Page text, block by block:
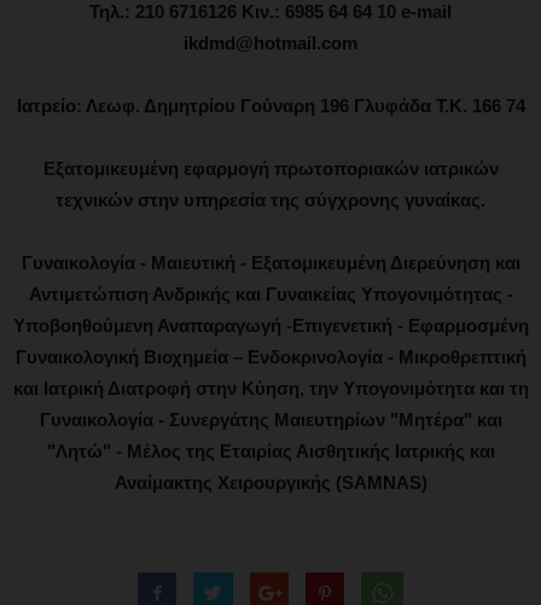
Τηλ.: 210 6716126 Κιν.: 6985 64 64 10 e-mail
ikdmd@hotmail.com
Ιατρείο: Λεωφ. Δημητρίου Γούναρη 196 Γλυφάδα Τ.Κ. 166 74
Εξατομικευμένη εφαρμογή πρωτοποριακών ιατρικών
τεχνικών στην υπηρεσία της σύγχρονης γυναίκας.
Γυναικολογία - Μαιευτική - Εξατομικευμένη Διερεύνηση και
Αντιμετώπιση Ανδρικής και Γυναικείας Υπογονιμότητας -
Υποβοηθούμενη Αναπαραγωγή -Επιγενετική - Εφαρμοσμένη
Γυναικολογική Βιοχημεία – Ενδοκρινολογία - Μικροθρεπτική
και Ιατρική Διατροφή στην Κύηση, την Υπογονιμότητα και τη
Γυναικολογία - Συνεργάτης Μαιευτηρίων "Μητέρα" και
"Λητώ" - Μέλος της Εταιρίας Αισθητικής Ιατρικής και
Αναίμακτης Χειρουργικής (SAMNAS)